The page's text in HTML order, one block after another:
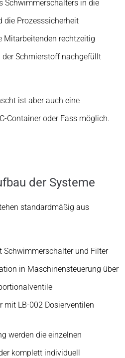
Schwimmerschalters in die
die Prozesssicherheit
Mitarbeitenden rechtzeitig
Schmierstoff nachgefüllt
ist aber auch eine
Container oder Fass möglich.
der Systeme
standardmäßig aus
Schwimmerschalter und Filter
in Maschinensteuerung über
mit LB-002 Dosierventilen
werden die einzelnen
komplett individuell